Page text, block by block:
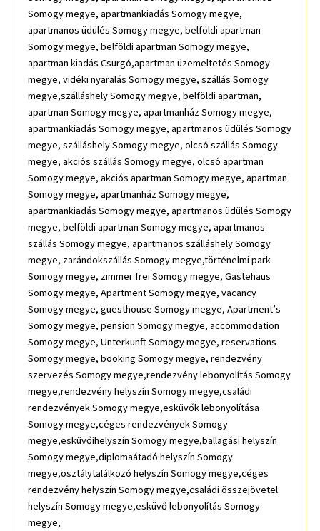
Somogy megye, apartmankiadás Somogy megye,
apartmanos üdülés Somogy megye, belföldi apartman
Somogy megye, belföldi apartman Somogy megye,
apartman kiadás Csurgó,apartman üzemeltetés Somogy
megye, vidéki nyaralás Somogy megye, szállás Somogy
megye,szálláshely Somogy megye, belföldi apartman,
apartman Somogy megye, apartmanház Somogy megye,
apartmankiadás Somogy megye, apartmanos üdülés Somogy
megye, szálláshely Somogy megye, olcsó szállás Somogy
megye, akciós szállás Somogy megye, olcsó apartman
Somogy megye, akciós apartman Somogy megye, apartman
Somogy megye, apartmanház Somogy megye,
apartmankiadás Somogy megye, apartmanos üdülés Somogy
megye, belföldi apartman Somogy megye, apartmanos
szállás Somogy megye, apartmanos szálláshely Somogy
megye, zarándokszállás Somogy megye,történelmi park
Somogy megye, zimmer frei Somogy megye, Gästehaus
Somogy megye, Apartment Somogy megye, vacancy
Somogy megye, guesthouse Somogy megye, Apartment’s
Somogy megye, pension Somogy megye, accommodation
Somogy megye, Unterkunft Somogy megye, reservations
Somogy megye, booking Somogy megye, rendezvény
szervezés Somogy megye,rendezvény lebonyolítás Somogy
megye,rendezvény helyszín Somogy megye,családi
rendezvények Somogy megye,esküvők lebonyolítása
Somogy megye,céges rendezvények Somogy
megye,esküvőihelyszín Somogy megye,ballagási helyszín
Somogy megye,diplomaátadó helyszín Somogy
megye,osztálytalálkozó helyszín Somogy megye,céges
rendezvény helyszín Somogy megye,családi összejövetel
helyszín Somogy megye,esküvő lebonyolítás Somogy
megye,